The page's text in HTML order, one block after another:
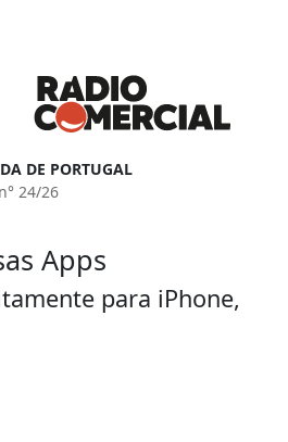
DE PORTUGAL
24/26
Apps
para iPhone,